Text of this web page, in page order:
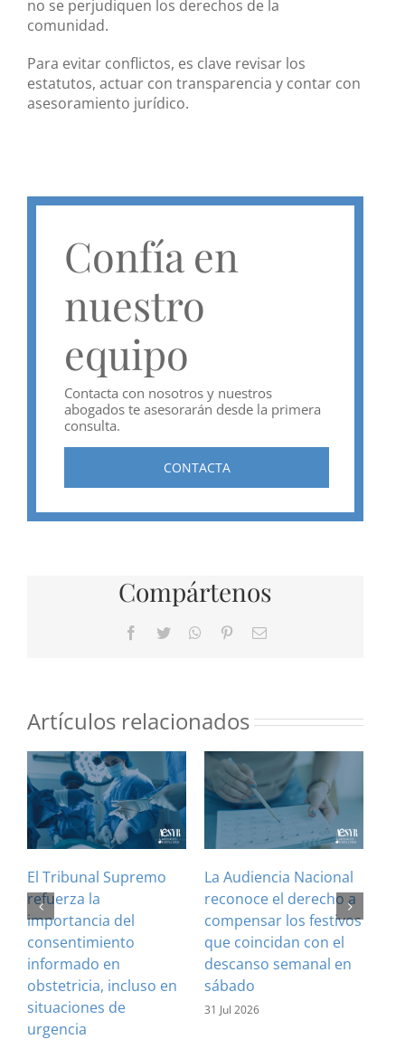
no se perjudiquen los derechos de la
comunidad.
Para evitar conflictos, es clave revisar los
estatutos, actuar con transparencia y contar con
asesoramiento jurídico.
Confía en
nuestro
equipo
Contacta con nosotros y nuestros
abogados te asesorarán desde la primera
consulta.
CONTACTA
Compártenos
Facebook
Twitter WhatsApp
PinterestCorreo
Artículos relacionados
El Tribunal Supremo
refuerza la
importancia del
consentimiento
informado en
obstetricia, incluso en
situaciones de
urgencia
La Audiencia Nacional
reconoce el derecho a
compensar los festivos
que coincidan con el
descanso semanal en
sábado
31 Jul 2026